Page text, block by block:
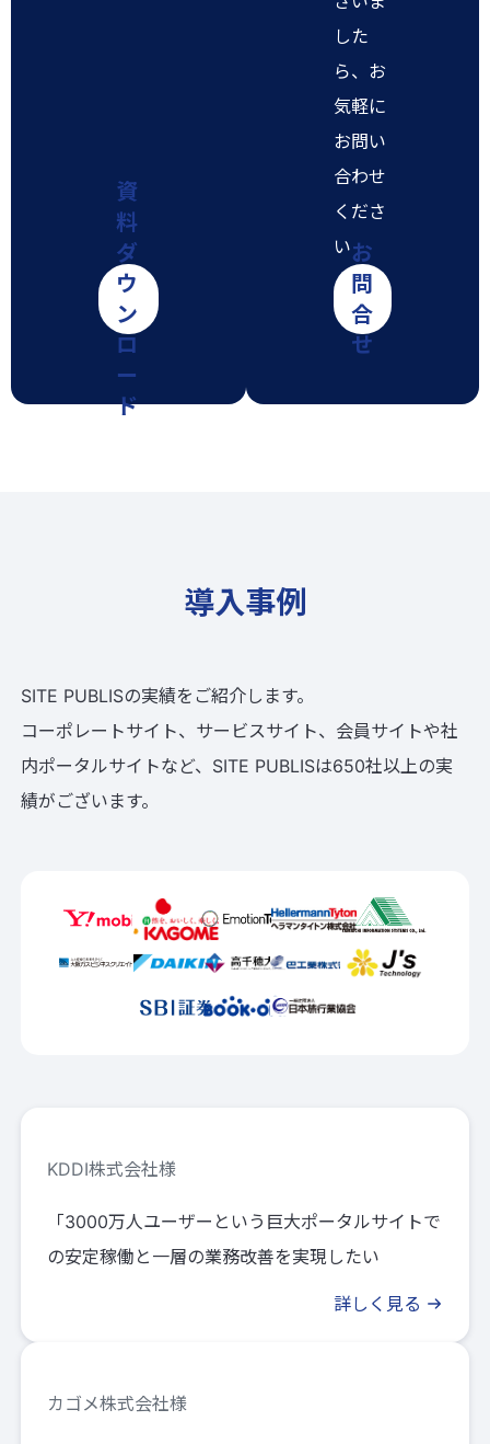
資
料
ダ
ウ
ン
ロ
ー
ド
した
ら、お
気軽に
お問い
合わせ
くださ
いお
問
合
せ
導入事例
SITE PUBLISの実績をご紹介します。
コーポレートサイト、サービスサイト、会員サイトや社
内ポータルサイトなど、SITE PUBLISは650社以上の実
績がございます。
KDDI株式会社様
「3000万人ユーザーという巨大ポータルサイトで
の安定稼働と一層の業務改善を実現したい
詳しく見る
カゴメ株式会社様